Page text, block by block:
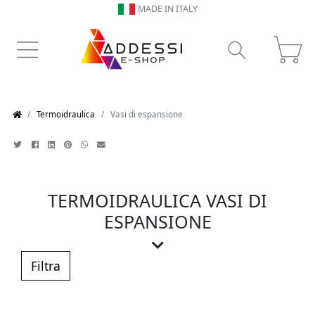
MADE IN ITALY
Termoidraulica Vasi di espansione
TERMOIDRAULICA VASI DI
ESPANSIONE
I vasi di espansione: alleati silenziosi
per il tuo impianto idraulico e termico
Filtra